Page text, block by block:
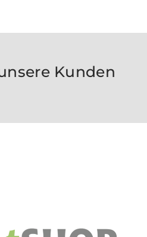
Kunden